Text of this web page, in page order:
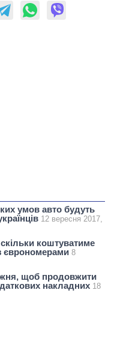
умов авто будуть
12 вересня 2017,
коштуватиме
єврономерами 8
щоб продовжити
накладних 18